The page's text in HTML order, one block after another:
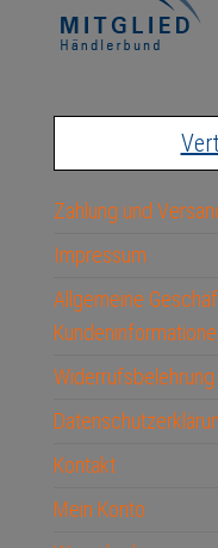
Zahlung und
Impressum
Allgemeine
Kontakt
Mein Konto